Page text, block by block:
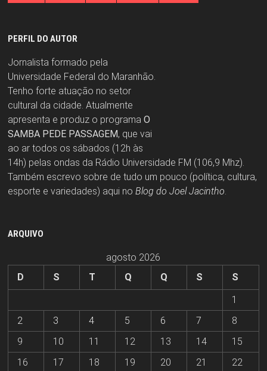
PERFIL DO AUTOR
Jornalista formado pela
Universidade Federal do Maranhão.
Tenho forte atuação no setor
cultural da cidade. Atualmente
apresenta e produz o programa O
SAMBA PEDE PASSAGEM, que vai
ao ar todos os sábados (12h às
14h) pelas ondas da Rádio Universidade FM (106,9 Mhz).
Também escrevo sobre de tudo um pouco (política, cultura,
esporte e variedades) aqui no Blog do Joel Jacintho
ARQUIVO
agosto 2026
D
S T Q Q S
S
1
2
3 4 5 6 7
8
9
10 11 12 13 14
15
16
17 18 19 20 21 22